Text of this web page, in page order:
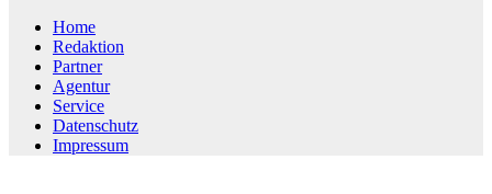
Home
Redaktion
Partner
Agentur
Service
Datenschutz
Impressum